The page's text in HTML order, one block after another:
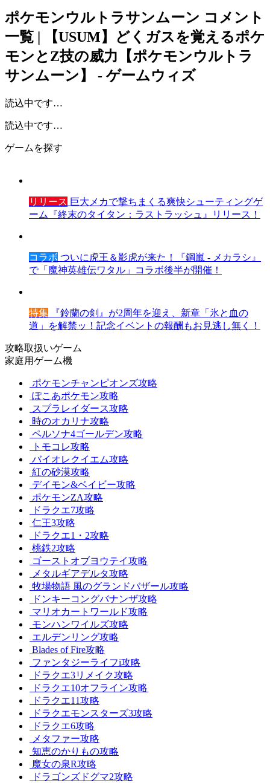
ポケモンウルトラサンムーン コメント
一覧 | 【USUM】どくガスを覚えるポケ
モンとZ技の威力【ポケモンウルトラ
サンムーン】 - ゲームウィズ
読込中です…
読込中です…
ゲームを探す
リリース 巨大メカで撃ちまくる爽快シューティングゲ
ーム『終末のタイタン：ラストラッシュ』リリース！
コラボ ついに虎王＆影虎が来た！『鋼嵐 - メカラシ』
で「魔神英雄伝ワタル」コラボ後半が開催！
特集 『鈴蘭の剣』が2周年を迎え、新章「氷と血の
道」を解禁ッ！記念イベントの報酬もお見逃し無く！
攻略取扱いゲーム
家庭用ゲーム機
ポケモンチャンピオンズ攻略
ぽこあポケモン攻略
スプラレイダース攻略
時のオカリナ攻略
ペルソナ4ゴールデン攻略
トモコレ攻略
バイオレクイエム攻略
紅の砂漠攻略
デイモン&ベイビー攻略
ポケモンZA攻略
ドラクエ7攻略
仁王3攻略
ドラクエ1・2攻略
桃鉄2攻略
ゴーストオブヨウテイ攻略
メタルギアデルタ攻略
牧場物語 風のグランドバザール攻略
ドンキーコングバナンザ攻略
マリオカートワールド攻略
モンハンワイルズ攻略
エルデンリング攻略
Blades of Fire攻略
ファンタジーライフi攻略
ドラクエ3リメイク攻略
ドラクエ10オフライン攻略
ドラクエ11攻略
ドラクエモンスターズ3攻略
ドラクエ6攻略
メタファー攻略
知恵のかりもの攻略
魔女の泉R攻略
ドラゴンズドグマ2攻略